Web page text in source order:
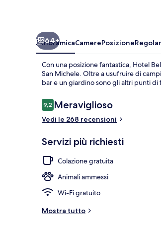
64+
PanoramicaCamerePosizione
Con una posizione fantastica, Hotel
San Michele. Oltre a usufruire di
bar e un giardino sono gli altri punti
Recensioni
9,29,2 su 10
Meraviglioso
Vedi le 268 recensioni
Servizi più richiesti
Colazione gratuita
Animali ammessi
Wi-Fi gratuito
Mostra tutto